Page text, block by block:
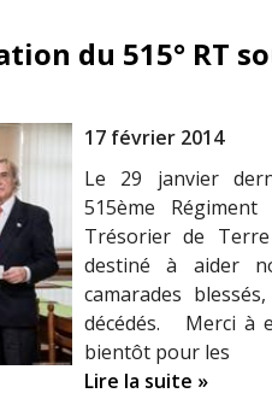
du 515° RT
17 février 2014
Le 29 janvier
515ème
Trésorier de
destiné à aider
camarades
décédés. Merci à
bientôt pour les
Lire la suite »